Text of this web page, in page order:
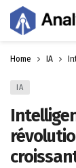
Home IA
IA